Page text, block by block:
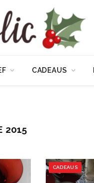
CADEAUS
2015
CADEAUS